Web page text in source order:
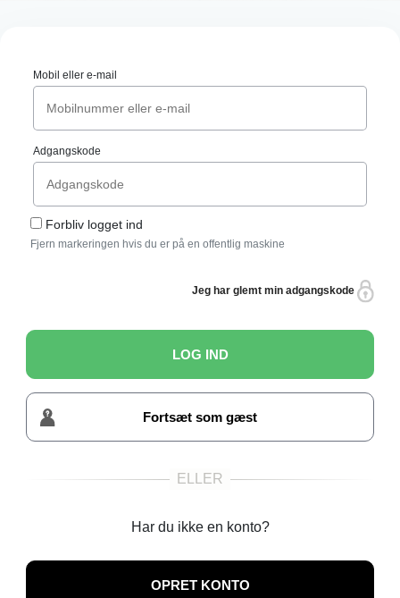
Mobil eller e-mail
Adgangskode
Forbliv logget ind
Fjern markeringen hvis du er på en offentlig maskine
Jeg har glemt min adgangskode
LOG IND
Fortsæt som gæst
Har du ikke en konto?
OPRET KONTO